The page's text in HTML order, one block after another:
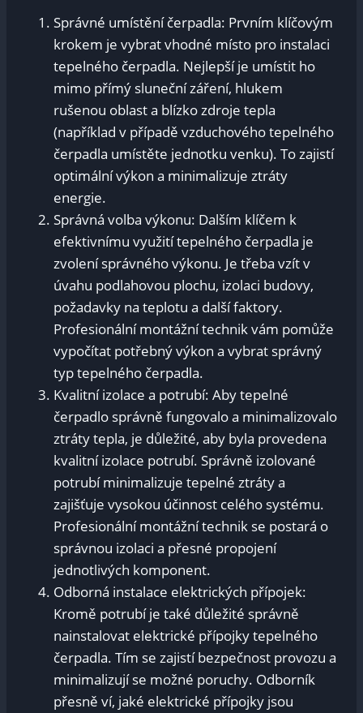
Správné umístění čerpadla: Prvním klíčovým
krokem je vybrat vhodné místo pro instalaci
tepelného čerpadla. Nejlepší je umístit ho
mimo přímý sluneční záření, hlukem
rušenou oblast a blízko zdroje tepla
(například v případě vzduchového tepelného
čerpadla umístěte jednotku venku). To zajistí
optimální výkon a minimalizuje ztráty
energie.
Správná volba výkonu: Dalším klíčem k
efektivnímu využití tepelného čerpadla je
zvolení správného výkonu. Je třeba vzít v
úvahu podlahovou plochu, izolaci budovy,
požadavky na teplotu a další faktory.
Profesionální montážní technik vám pomůže
vypočítat potřebný výkon a vybrat správný
typ tepelného čerpadla.
Kvalitní izolace a potrubí: Aby tepelné
čerpadlo správně fungovalo a minimalizovalo
ztráty tepla, je důležité, aby byla provedena
kvalitní izolace potrubí. Správně izolované
potrubí minimalizuje tepelné ztráty a
zajišťuje vysokou účinnost celého systému.
Profesionální montážní technik se postará o
správnou izolaci a přesné propojení
jednotlivých komponent.
Odborná instalace elektrických přípojek:
Kromě potrubí je také důležité správně
nainstalovat elektrické přípojky tepelného
čerpadla. Tím se zajistí bezpečnost provozu a
minimalizují se možné poruchy. Odborník
přesně ví, jaké elektrické přípojky jsou